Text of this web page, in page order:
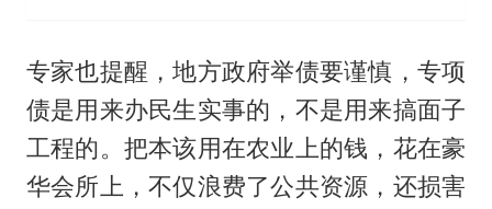
专家也提醒，地方政府举债要谨慎，专项
债是用来办民生实事的，不是用来搞面子
工程的。把本该用在农业上的钱，花在豪
华会所上，不仅浪费了公共资源，还损害